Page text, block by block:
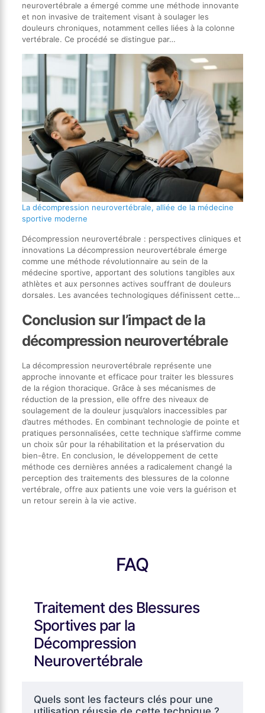
neurovertébrale a émergé comme une méthode innovante
et non invasive de traitement visant à soulager les
douleurs chroniques, notamment celles liées à la colonne
vertébrale. Ce procédé se distingue par…
La décompression neurovertébrale, alliée de la médecine
sportive moderne
Décompression neurovertébrale : perspectives cliniques et
innovations La décompression neurovertébrale émerge
comme une méthode révolutionnaire au sein de la
médecine sportive, apportant des solutions tangibles aux
athlètes et aux personnes actives souffrant de douleurs
dorsales. Les avancées technologiques définissent cette…
Conclusion sur l’impact de la
décompression neurovertébrale
La décompression neurovertébrale représente une
approche innovante et efficace pour traiter les blessures
de la région thoracique. Grâce à ses mécanismes de
réduction de la pression, elle offre des niveaux de
soulagement de la douleur jusqu’alors inaccessibles par
d’autres méthodes. En combinant technologie de pointe et
pratiques personnalisées, cette technique s’affirme comme
un choix sûr pour la réhabilitation et la préservation du
bien-être. En conclusion, le développement de cette
méthode ces dernières années a radicalement changé la
perception des traitements des blessures de la colonne
vertébrale, offre aux patients une voie vers la guérison et
un retour serein à la vie active.
FAQ
Traitement des Blessures
Sportives par la
Décompression
Neurovertébrale
Quels sont les facteurs clés pour une